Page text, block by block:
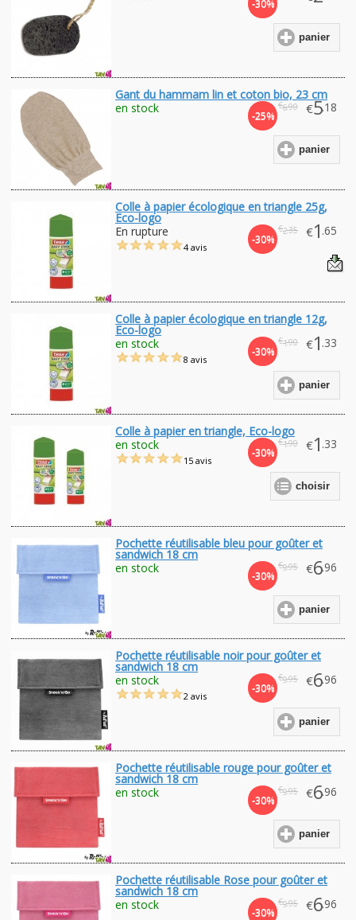
-30%
panier
Gant du hammam lin et coton bio, 23 cm
-25%
€6.90 €5.18
en stock
panier
Colle à papier écologique en triangle 25g,
Eco-logo
-30%
€2.35 €1 .65
En rupture
4 avis
Colle à papier écologique en triangle 12g,
Eco-logo
-30%
€1.90 €1 .33
en stock
panier
8 avis
Colle à papier en triangle, Eco-logo
-30%
€1.90 €1 .33
en stock
choisir
15 avis
Pochette réutilisable bleu pour goûter et
sandwich 18 cm
-30%
€9.95 €6.96
en stock
panier
Pochette réutilisable noir pour goûter et
sandwich 18 cm
-30%
€9.95 €6.96
en stock
panier
2 avis
Pochette réutilisable rouge pour goûter et
sandwich 18 cm
-30%
€9.95 €6.96
en stock
panier
Pochette réutilisable Rose pour goûter et
sandwich 18 cm
-30%
€9.95 €6.96
en stock